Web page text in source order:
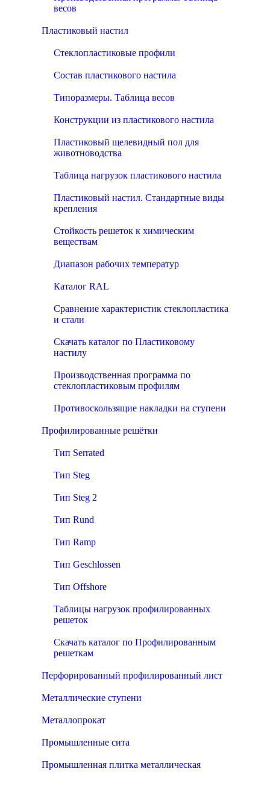
весов
Пластиковый настил
Стеклопластиковые профили
Состав пластикового настила
Типоразмеры. Таблица весов
Конструкции из пластикового настила
Пластиковый щелевидный пол для
животноводства
Таблица нагрузок пластикового настила
Пластиковый настил. Стандартные виды
крепления
Стойкость решеток к химическим
веществам
Диапазон рабочих температур
Каталог RAL
Сравнение характеристик стеклопластика
и стали
Скачать каталог по Пластиковому
настилу
Производственная программа по
стеклопластиковым профилям
Противоскользящие накладки на ступени
Профилированные решётки
Тип Serrated
Тип Steg
Тип Steg 2
Тип Rund
Тип Ramp
Тип Geschlossen
Тип Offshore
Таблицы нагрузок профилированных
решеток
Скачать каталог по Профилированным
решеткам
Перфорированный профилированный лист
Металлические ступени
Металлопрокат
Промышленные сита
Промышленная плитка металлическая